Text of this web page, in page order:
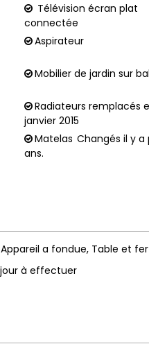
Télévision écran plat
connectée
Aspirateur
Mobilier de jardin sur
Radiateurs remplacés
janvier 2015
Matelas Changés il y a
ans.
Appareil a fondue Table et
à effectuer